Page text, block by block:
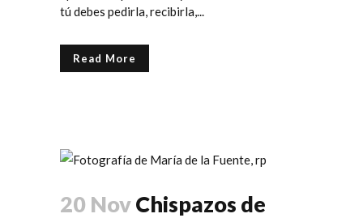
tú debes pedirla, recibirla,...
Read More
20 NovChispazos de